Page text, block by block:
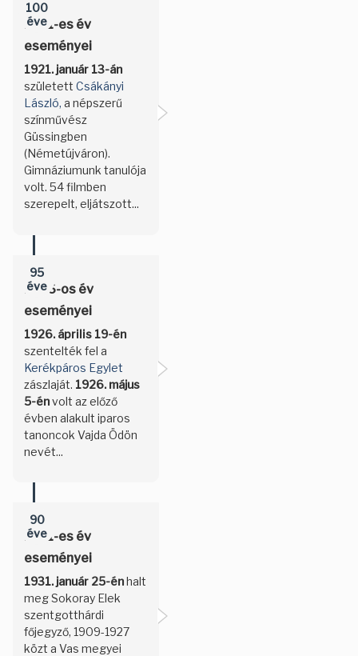
100
éve
1921-es év
eseményei
1921. január 13-án
született Csákányi
László, a népszerű
színművész
Güssingben
(Németújváron).
Gimnáziumunk tanulója
volt. 54 filmben
szerepelt, eljátszott...
95
éve
1926-os év
eseményei
1926. április 19-én
szentelték fel a
Kerékpáros Egylet
zászlaját. 1926. május
5-énvolt az előző
évben alakult iparos
tanoncok Vajda Ödön
nevét...
90
éve
1931-es év
eseményei
1931. január 25-énhalt
meg Sokoray Elek
szentgotthárdi
főjegyző, 1909-1927
közt a Vas megyei